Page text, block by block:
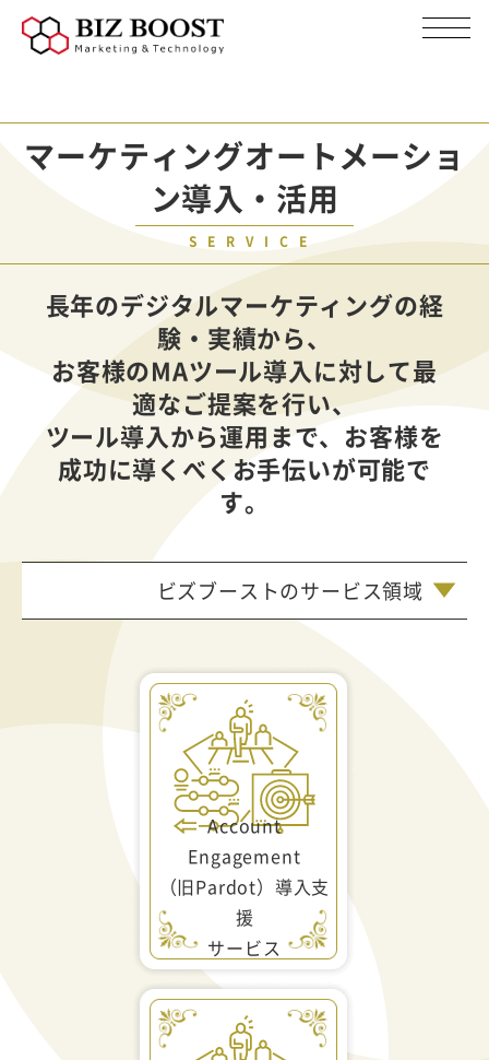
マーケティングオートメーショ
ン導入・活用
SERVICE
長年のデジタルマーケティングの経
験・実績から、
お客様のMAツール導入に対して最
適なご提案を行い、
ツール導入から運用まで、お客様を
成功に導くべくお手伝いが可能で
す。
ビズブーストのサービス領域
Account
Engagement
（旧Pardot）導入支
援
サービス